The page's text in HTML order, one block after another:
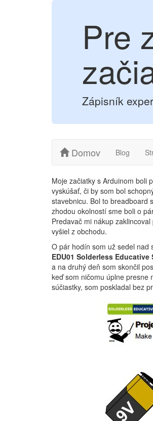
Pre
Zápisník
Domov Blog
Moje začiatky s Arduinom boli
vyskúšať, či by som bol
stavebnicu. Bol to breadboard
zhodou okolností sme boli o
Predavač mi nákup
vyšiel z obchodu.
O pár hodín som už sedel nad
EDU01 Solderless Educative
a na druhý deň som skončil
keď som ničomu úplne presne
súčiastky, som poskladal bez